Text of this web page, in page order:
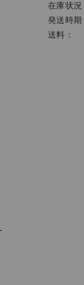
在庫状況
発送時期
送料：